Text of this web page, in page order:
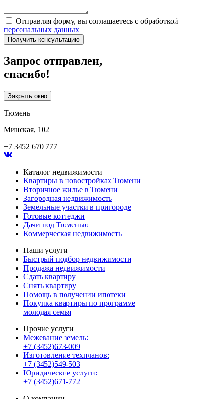
Отправляя форму, вы соглашаетесь с обработкой
персональных данных
Получить консультацию
Запрос отправлен,
спасибо!
Закрыть окно
Тюмень
Минская, 102
+7 3452 670 777
Каталог недвижимости
Квартиры в новостройках Тюмени
Вторичное жилье в Тюмени
Загородная недвижимость
Земельные участки в пригороде
Готовые коттеджи
Дачи под Тюменью
Коммерческая недвижимость
Наши услуги
Быстрый подбор недвижимости
Продажа недвижимости
Сдать квартиру
Снять квартиру
Помощь в получении ипотеки
Покупка квартиры по программе
молодая семья
Прочие услуги
Межевание земель:
+7 (3452)673-009
Изготовление техпланов:
+7 (3452)549-503
Юридические услуги:
+7 (3452)671-772